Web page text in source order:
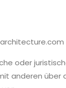
oder
anderen über